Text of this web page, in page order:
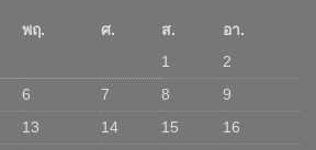
พฤ. ศ. ส.
อา.
1
2
6 7 8
9
13 14 15
16